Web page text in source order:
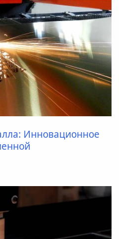
Инновационное